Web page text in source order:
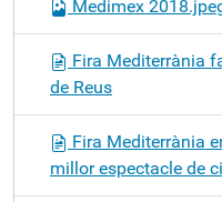
Medimex
Fira Mediterrània
de Reus
Fira Mediterrània
millor espectacle de